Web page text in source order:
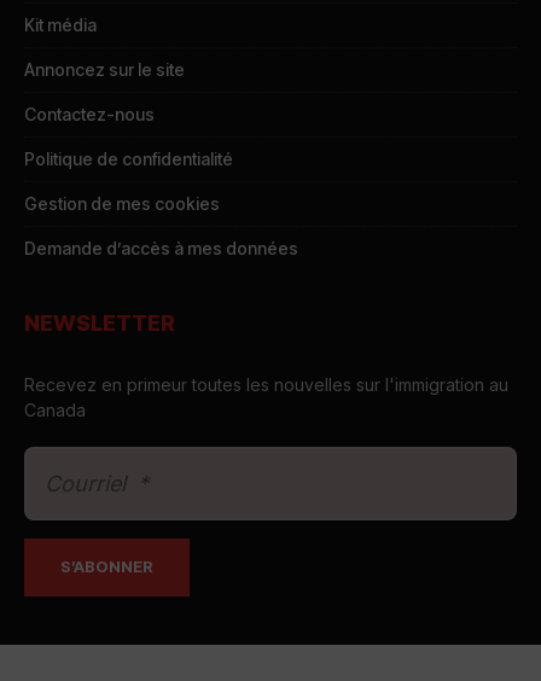
Kit média
Annoncez sur le site
Contactez-nous
Politique de confidentialité
Gestion de mes cookies
Demande d’accès à mes données
NEWSLETTER
Recevez en primeur toutes les nouvelles sur l'immigration au
Canada